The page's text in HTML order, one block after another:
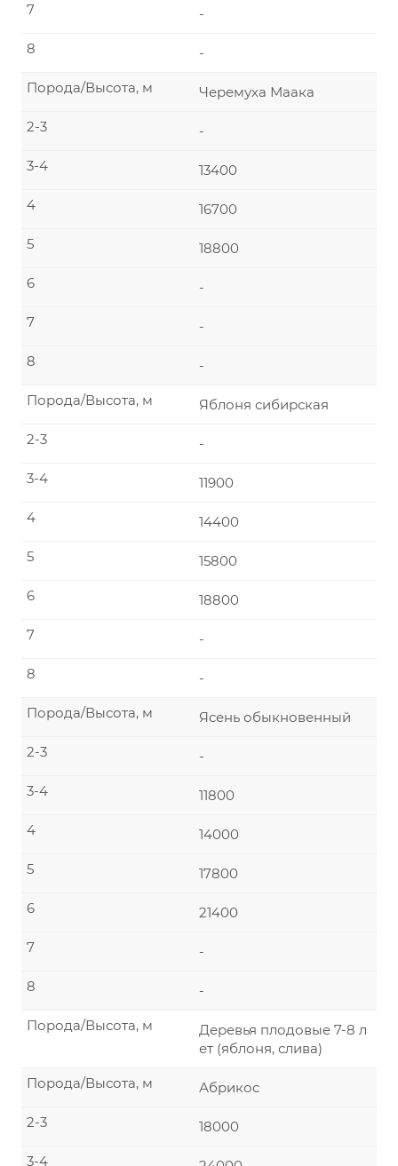
-
7
-
8
Черемуха Маака
Порода/Высота, м
-
2-3
13400
3-4
16700
4
18800
5
-
6
-
7
-
8
Яблоня сибирская
Порода/Высота, м
-
2-3
11900
3-4
14400
4
15800
5
18800
6
-
7
-
8
Ясень обыкновенный
Порода/Высота, м
-
2-3
11800
3-4
14000
4
17800
5
21400
6
-
7
-
8
Деревья плодовые 7-8 л
ет (яблоня, слива)
Порода/Высота, м
Абрикос
Порода/Высота, м
18000
2-3
3-4